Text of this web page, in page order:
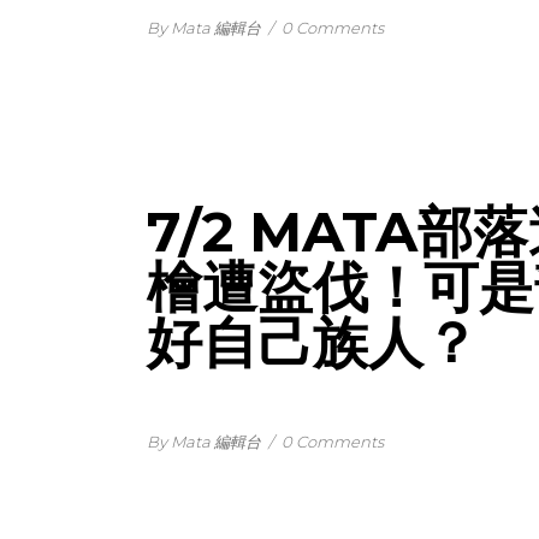
By Mata 編輯台 / 0 Comments
7/2 MATA部落
檜遭盜伐！可
好自己族人？
By Mata 編輯台 / 0 Comments